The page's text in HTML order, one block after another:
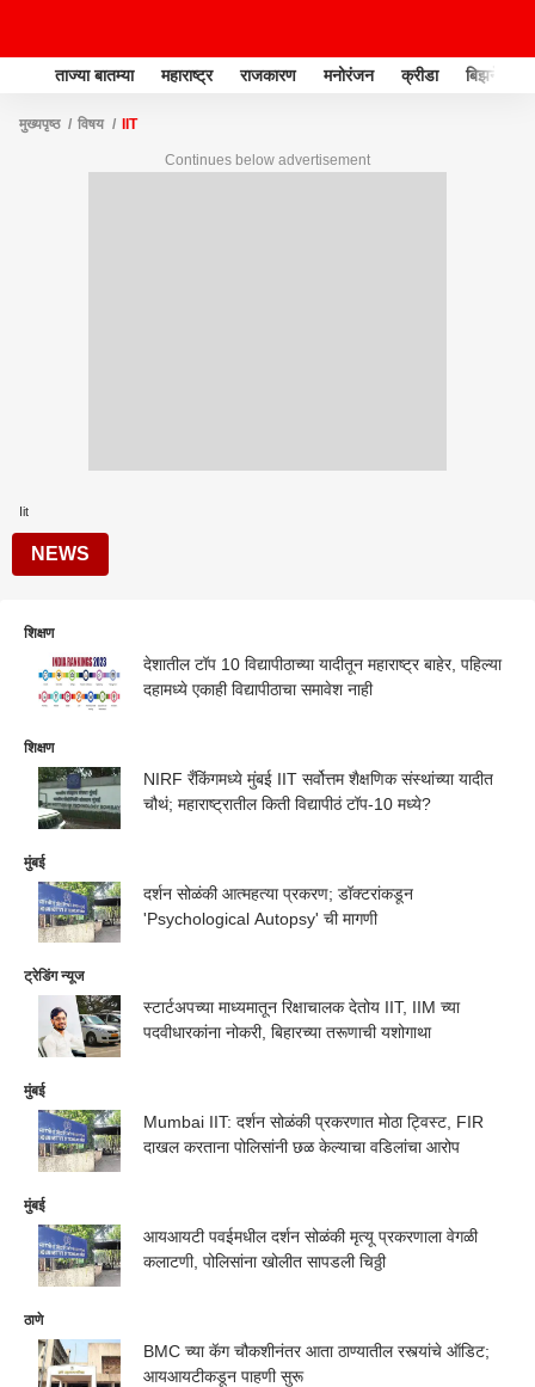
ताज्या बातम्या महाराष्ट्र राजकारण मनोरंजन क्रीडा बिझनेस
मुख्यपृष्ठ विषय IIT
Continues below advertisement
Iit
NEWS
शिक्षण
देशातील टॉप 10 विद्यापीठाच्या यादीतून महाराष्ट्र बाहेर, पहिल्या
दहामध्ये एकाही विद्यापीठाचा समावेश नाही
शिक्षण
NIRF रँकिंगमध्ये मुंबई IIT सर्वोत्तम शैक्षणिक संस्थांच्या यादीत
चौथं; महाराष्ट्रातील किती विद्यापीठं टॉप-10 मध्ये?
मुंबई
दर्शन सोळंकी आत्महत्या प्रकरण; डॉक्टरांकडून
'Psychological Autopsy' ची मागणी
ट्रेडिंग न्यूज
स्टार्टअपच्या माध्यमातून रिक्षाचालक देतोय IIT, IIM च्या
पदवीधारकांना नोकरी, बिहारच्या तरूणाची यशोगाथा
मुंबई
Mumbai IIT: दर्शन सोळंकी प्रकरणात मोठा ट्विस्ट, FIR
दाखल करताना पोलिसांनी छळ केल्याचा वडिलांचा आरोप
मुंबई
आयआयटी पवईमधील दर्शन सोळंकी मृत्यू प्रकरणाला वेगळी
कलाटणी, पोलिसांना खोलीत सापडली चिठ्ठी
ठाणे
BMC च्या कॅग चौकशीनंतर आता ठाण्यातील रस्त्यांचे ऑडिट;
आयआयटीकडून पाहणी सुरू